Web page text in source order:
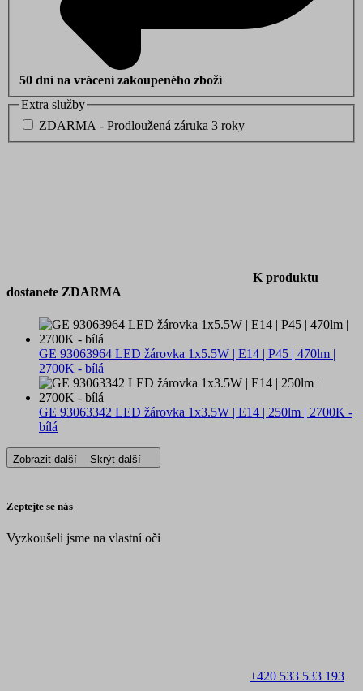
50 dní na vrácení zakoupeného zboží
Extra služby
ZDARMA - Prodloužená záruka 3 roky
K produktu
dostanete ZDARMA
GE 93063964 LED žárovka 1x5.5W | E14 | P45 | 470lm |
2700K - bílá
GE 93063342 LED žárovka 1x3.5W | E14 | 250lm | 2700K -
bílá
Zobrazit další Skrýt další
Zeptejte se nás
Vyzkoušeli jsme na vlastní oči
+420 533 533 193